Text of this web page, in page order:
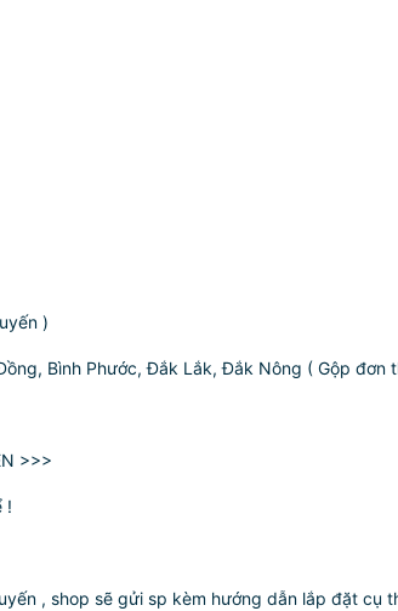
)
Bình Phước, Đắk Lắk, Đắk Nông ( Gộp đơn
>>>
!
, shop sẽ gửi sp kèm hướng dẫn lắp đặt cụ